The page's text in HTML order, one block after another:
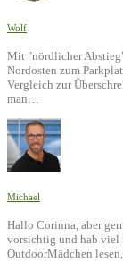
Wolf
Mit "nördlicher
Nordosten zum
Vergleich zur
man…
Michael
Hallo Corinna, aber
vorsichtig und hab viel
OutdoorMädchen